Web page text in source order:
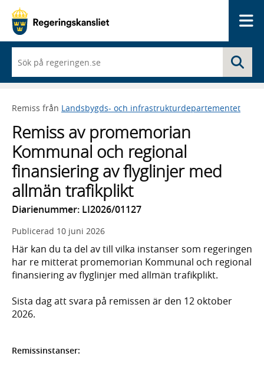
du
börjar
skriva
framträder
lista
med
sökförslag
Remiss från Landsbygds- och infrastrukturdepartementet
Remiss av promemorian
Kommunal och regional
finansiering av flyglinjer med
allmän trafikplikt
Diarienummer: LI2026/01127
Publicerad 10 juni 2026
Här kan du ta del av till vilka instanser som regeringen
har re mitterat promemorian Kommunal och regional
finansiering av flyglinjer med allmän trafikplikt.
Sista dag att svara på remissen är den 12 oktober
2026.
Remissinstanser: